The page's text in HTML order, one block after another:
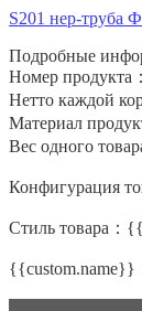
S201 нер-труба
Подробные
Номер продукта：
Нетто каждой
Материал
Вес одного
Конфигурация
Стиль товара：
{{custom.name}}